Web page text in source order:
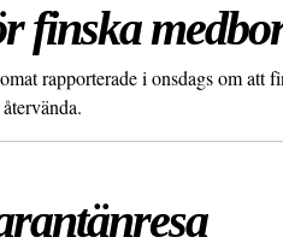
finska
rapporterade i onsdags om att